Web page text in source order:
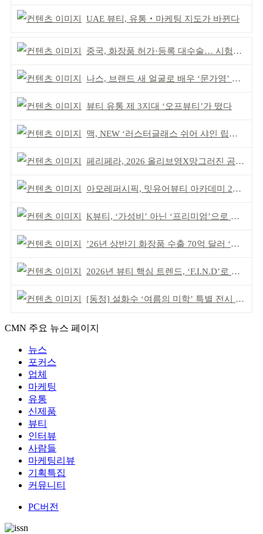
UAE 뷰티, 유통‧마케팅 지도가 바뀐다
중국, 화장품 허가·등록 대수술… 시험자료 공용 허용
나스, 브랜드 새 얼굴로 배우 ‘문가영’ 발탁
뷰티 유통 제 3지대 ‘오프뷰티’가 떴다
맥, NEW ‘러스터글래스 쉬어 샤인 립스틱’ 출시
페리페라, 2026 올리브영X망그러진 곰 콜라보
아모레퍼시픽, 밋유어뷰티 아카데미 2기 발대식
K뷰티, ‘가성비’ 아닌 ‘프리미엄’으로 승부걸어야
’26년 상반기 화장품 수출 70억 달러 ‘역대 최고’
2026년 뷰티 핵심 트렌드, ‘F.I.N.D’로 읽는다
[동정] 설화수 ‘여름의 미학’ 특별 전시 개최
CMN 주요 뉴스 페이지
뉴스
포커스
업체
마케팅
유통
신제품
뷰티
인터뷰
사람들
마케팅리뷰
기획특집
커뮤니티
PC버전